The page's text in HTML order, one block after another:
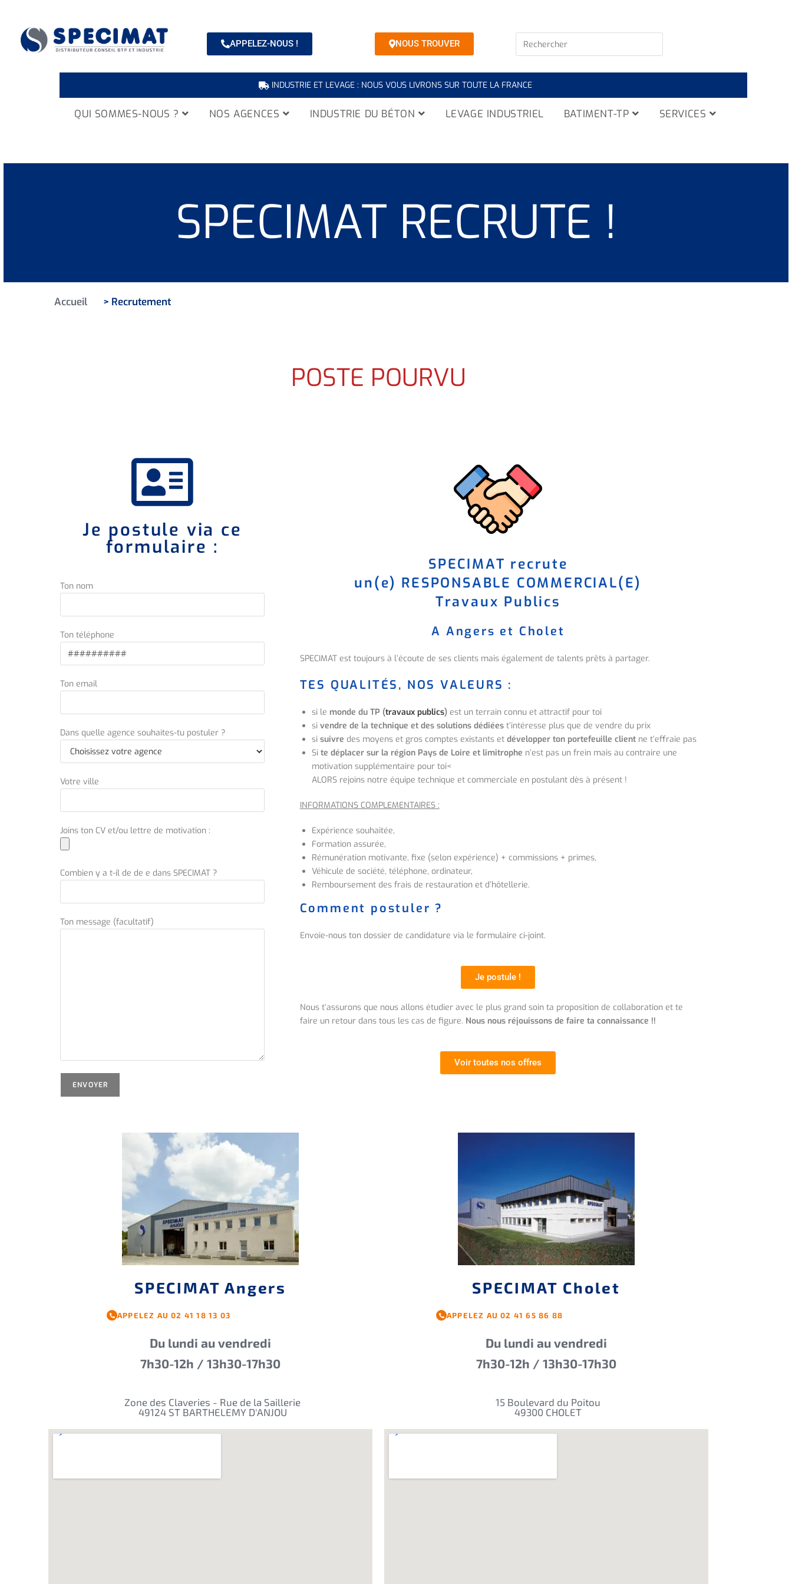
APPELEZ-NOUS ! NOUS TROUVER
INDUSTRIE ET LEVAGE : NOUS VOUS LIVRONS SUR TOUTE LA FRANCE
QUI SOMMES-NOUS ? NOS AGENCES INDUSTRIE DU BÉTON LEVAGE INDUSTRIEL BATIMENT-TP SERVICES
SPECIMAT RECRUTE !
Accueil > Recrutement
POSTE POURVU
Je postule via ce
formulaire :
Ton nom
Ton téléphone
Ton email
Dans quelle agence souhaites-tu postuler ?
Votre ville
Joins ton CV et/ou lettre de motivation :
Combien y a t-il de de e dans SPECIMAT ?
Ton message (facultatif)
SPECIMAT recrute
un(e) RESPONSABLE COMMERCIAL(E)
Travaux Publics
A Angers et Cholet
SPECIMAT est toujours à l’écoute de ses clients mais également de talents prêts à partager.
TES QUALITÉS, NOS VALEURS :
si le monde du TP (travaux publics) est un terrain connu et attractif pour toi
sivendre de la technique et des solutions dédiéest’intéresse plus que de vendre du prix
si suivre des moyens et gros comptes existants et développer ton portefeuille clientne t’effraie pas
Si te déplacer sur la région Pays de Loire et limitrophe n’est pas un frein mais au contraire une
motivation supplémentaire pour toi<
ALORS rejoins notre équipe technique et commerciale en postulant dès à présent!
INFORMATIONS COMPLEMENTAIRES :
Expérience souhaitée,
Formation assurée,
Rémunération motivante, fixe (selon expérience) + commissions + primes,
Véhicule de société, téléphone, ordinateur,
Remboursement des frais de restauration et d’hôtellerie.
Comment postuler ?
Envoie-nous ton dossier de candidature via le formulaire ci-joint.
Je postule !
Nous t’assurons que nous allons étudier avec le plus grand soin ta proposition de collaboration et te
faire un retour dans tous les cas de figure. Nous nous réjouissons de faire ta connaissance !!
Voir toutes nos offres
SPECIMAT Angers
APPELEZ AU 02 41 18 13 03
Du lundi au vendredi
7h30-12h / 13h30-17h30
Zone des Claveries - Rue de la Saillerie
49124 ST BARTHELEMY D'ANJOU
SPECIMAT Cholet
APPELEZ AU 02 41 65 86 88
Du lundi au vendredi
7h30-12h / 13h30-17h30
15 Boulevard du Poitou
49300 CHOLET